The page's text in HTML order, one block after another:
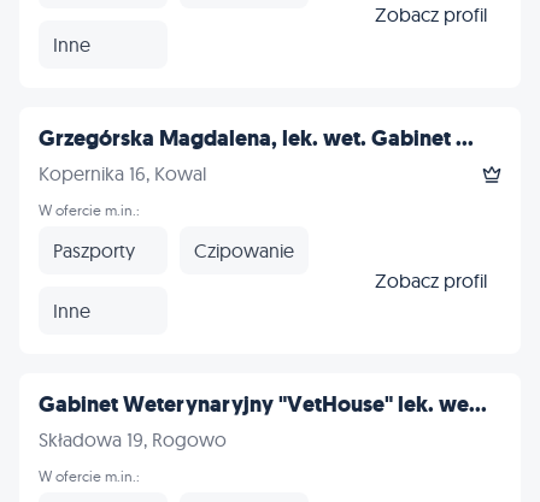
Inne
Zobacz profil
Grzegórska Magdalena, lek. wet. Gabinet ...
Kopernika 16, Kowal
W ofercie m.in.:
Paszporty Czipowanie
Inne
Zobacz profil
Gabinet Weterynaryjny "VetHouse" lek. we...
Składowa 19, Rogowo
W ofercie m.in.: